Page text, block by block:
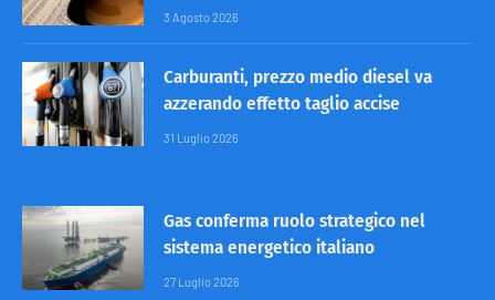
3 Agosto 2026
Carburanti, prezzo medio diesel va
azzerando effetto taglio accise
31 Luglio 2026
Gas conferma ruolo strategico nel
sistema energetico italiano
27 Luglio 2026